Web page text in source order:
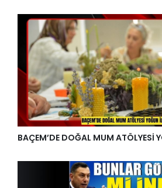
BAÇEM’DE DOĞAL MUM ATÖLYESİ